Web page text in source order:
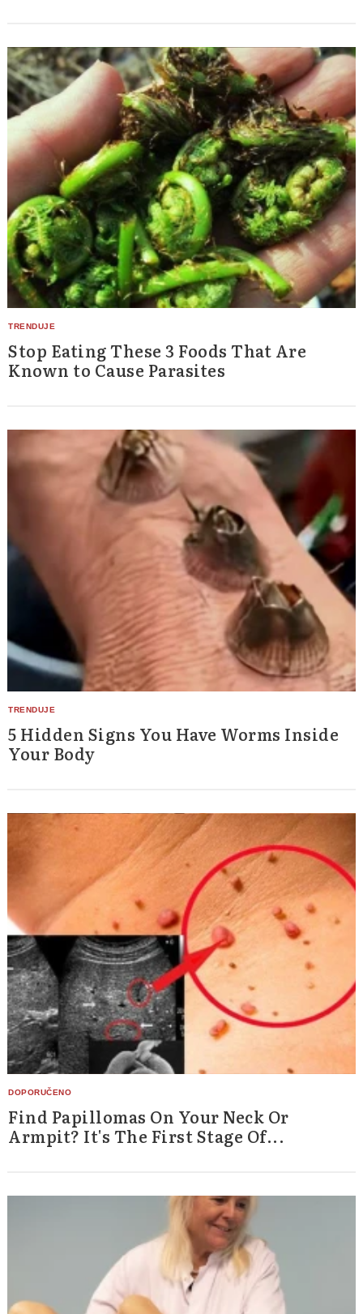
Stop Eating These 3 Foods That Are
Known to Cause Parasites
5 Hidden Signs You Have Worms Inside
Your Body
Find Papillomas On Your Neck Or
Armpit? It's The First Stage Of...